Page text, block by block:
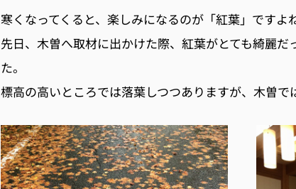
寒くなってくると、楽しみになるのが「紅葉」ですよね
先日、木曽へ取材に出かけた際、紅葉がとても綺麗だ
た。
標高の高いところでは落葉しつつありますが、木曽で